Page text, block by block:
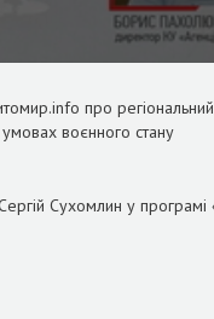
про
воєнного стану
Сухомлин у програмі